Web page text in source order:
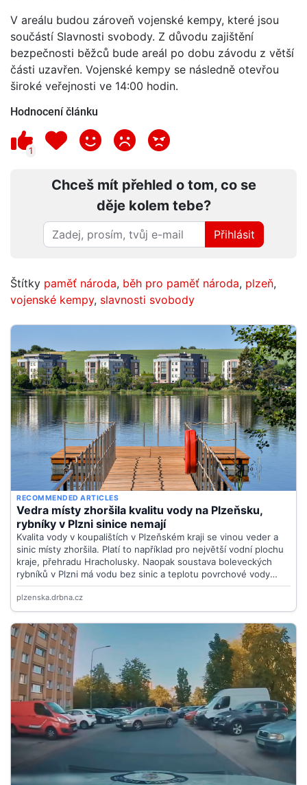
V areálu budou zároveň vojenské kempy, které jsou
součástí Slavnosti svobody. Z důvodu zajištění
bezpečnosti běžců bude areál po dobu závodu z větší
části uzavřen. Vojenské kempy se následně otevřou
široké veřejnosti ve 14:00 hodin.
Hodnocení článku
1
Chceš mít přehled o tom, co se
děje kolem tebe?
Přihlásit
Štítky paměť národa, běh pro paměť národa, plzeň,
vojenské kempy, slavnosti svobody